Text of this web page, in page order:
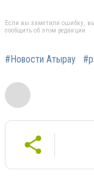
Если вы заметили ошибку,
сообщить об этом редакции
#Новости Атырау